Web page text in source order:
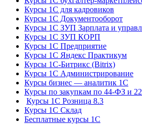
Курсы 1С для кадровиков
Курсы 1С Документооборот
Курсы 1С ЗУП Зарплата и
Курсы 1С ЗУП КОРП
Курсы 1С Предприятие
Курсы 1С Яндекс Практикум
Курсы 1С-Битрикс (Bitrix)
Курсы 1С Администрирование
Курсы бизнес — аналитик 1С
Курсы по закупкам по 44‑ФЗ и
Курсы 1С Розница 8.3
Курсы 1С Склад
Бесплатные курсы 1С